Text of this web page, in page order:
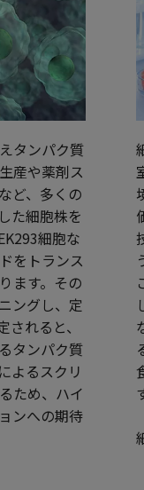
タンパク質
産や薬剤ス
ど、多くの
た細胞株を
細胞な
をトランス
ます。その
ングし、定
れると、
タンパク質
よるスクリ
ため、ハイ
ンへの期待